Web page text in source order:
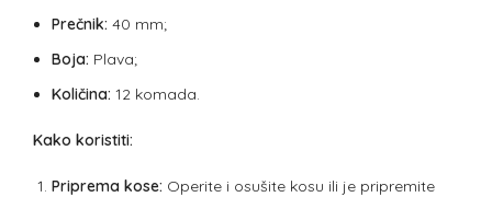
Prečnik: 40 mm;
Boja: Plava;
Količina: 12 komada.
Kako koristiti:
Priprema kose: Operite i osušite kosu ili je pripremite